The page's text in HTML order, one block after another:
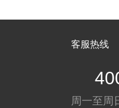
客服热线
周一至周